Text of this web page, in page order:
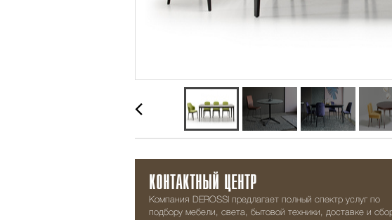
КОНТАКТНЫЙ ЦЕНТР
Компания DEROSSI предлагает полный спектр услуг по
подбору мебели, света, бытовой техники, доставке и